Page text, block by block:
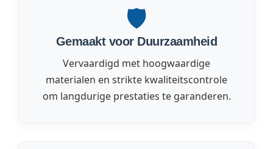
🛡️
Gemaakt voor Duurzaamheid
Vervaardigd met hoogwaardige
materialen en strikte kwaliteitscontrole
om langdurige prestaties te garanderen.